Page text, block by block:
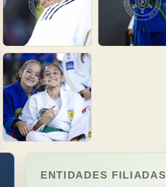
ENTIDADES FILIADAS